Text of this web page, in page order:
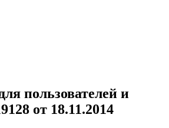
пользователей и
от 18.11.2014